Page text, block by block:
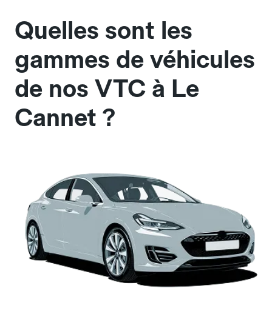
Quelles sont les
gammes de véhicules
de nos VTC à Le
Cannet ?